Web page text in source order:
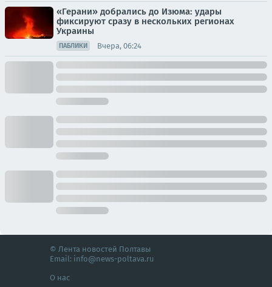
«Герани» добрались до Изюма: удары
фиксируют сразу в нескольких регионах
Украины
ПАБЛИКИ Вчера, 06:24
© Лента новостей Полтавы
Email: info@news-poltava.ru
О нас